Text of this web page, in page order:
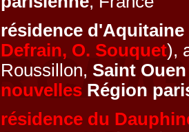
résidence d'Aquitaine
Defrain, O. Souquet),
Roussillon, Saint
nouvelles Région
résidence du